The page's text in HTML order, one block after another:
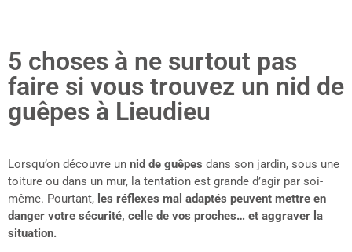
5 choses à ne surtout pas
faire si vous trouvez un nid de
guêpes à Lieudieu
Lorsqu’on découvre un nid de guêpes dans son jardin, sous une
toiture ou dans un mur, la tentation est grande d’agir par soi-
même. Pourtant, les réflexes mal adaptés peuvent mettre en
danger votre sécurité, celle de vos proches… et aggraver la
situation.